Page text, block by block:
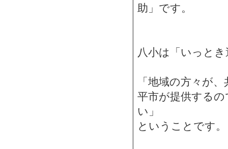
助」です。
八小は「いっと
「地域の方々が
平市が提供する
い」
ということです。